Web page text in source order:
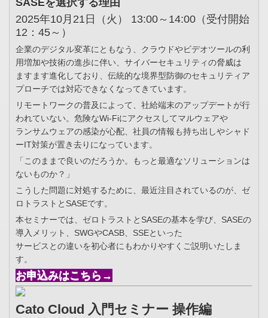
SASEを選択する理由
2025年10月21日（火） 13:00～14:00（受付開始
12：45～）
企業のデジタル変革にともなう、クラウドやビデオツールの利
用増加や技術の進歩に伴い、サイバーセキュリティの脅威は
ますます進化しており、伝統的な境界型防御のセキュリティア
プローチでは対応できなくなってきています。
リモートワークの普及によって、社給端末のアップデートが行
われていない。危険なWi-Fiにアクセスしてマルウェアや
ランサムウェアの感染が心配、社員の情報も持ち出しやシャド
ーIT対策が置き去りになっています。
「このままで良いのだろうか。もっと最適なソリューションは
ないものか？」
こうした問題に対処するために、最近注目されているのが、ゼ
ロトラストとSASEです。
本セミナーでは、ゼロトラストとSASEの基本を学び、SASEの
導入メリット、SWGやCASB、SSEといった
サービスとの違いを初心者にもわかりやすくご説明いたしま
す。
お申込みはこちら→
Cato Cloud 入門セミナー 操作編